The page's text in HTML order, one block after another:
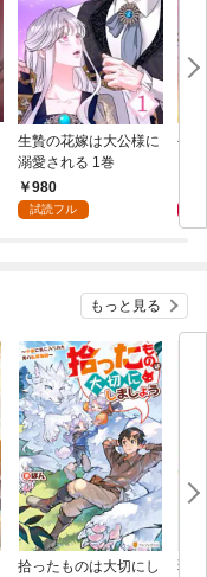
生贄の花嫁は大公様に
溺愛される 1巻
980
試読フル
今
もっと見る
拾ったものは大切にし
弱